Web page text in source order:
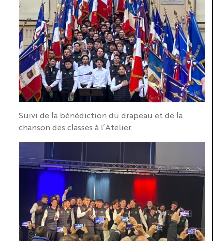
Suivi de la bénédiction du drapeau et de la
chanson des classes à l’Atelier.